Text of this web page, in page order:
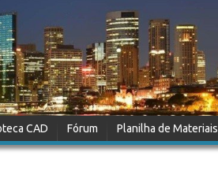
CAD Fórum Planilha de Materiais